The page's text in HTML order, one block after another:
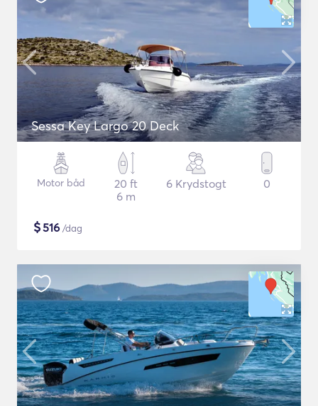
Sessa Key Largo 20 Deck
Motor båd
20 ft
6 m
6 Krydstogt 0
$516 /dag